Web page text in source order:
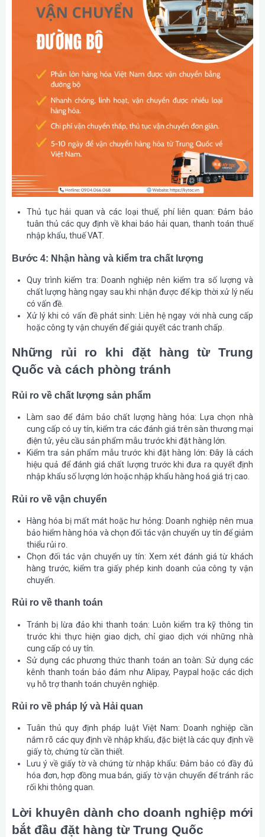
Thủ tục hải quan và các loại thuế, phí liên quan: Đảm bảo
tuân thủ các quy định về khai báo hải quan, thanh toán thuế
nhập khẩu, thuế VAT.
Bước 4: Nhận hàng và kiểm tra chất lượng
Quy trình kiểm tra: Doanh nghiệp nên kiểm tra số lượng và
chất lượng hàng ngay sau khi nhận được để kịp thời xử lý nếu
có vấn đề.
Xử lý khi có vấn đề phát sinh: Liên hệ ngay với nhà cung cấp
hoặc công ty vận chuyển để giải quyết các tranh chấp.
Những rủi ro khi đặt hàng từ Trung
Quốc và cách phòng tránh
Rủi ro về chất lượng sản phẩm
Làm sao để đảm bảo chất lượng hàng hóa: Lựa chọn nhà
cung cấp có uy tín, kiểm tra các đánh giá trên sàn thương mại
điện tử, yêu cầu sản phẩm mẫu trước khi đặt hàng lớn.
Kiểm tra sản phẩm mẫu trước khi đặt hàng lớn: Đây là cách
hiệu quả để đánh giá chất lượng trước khi đưa ra quyết định
nhập khẩu số lượng lớn hoặc nhập khẩu hàng hoá giá trị cao.
Rủi ro về vận chuyển
Hàng hóa bị mất mát hoặc hư hỏng: Doanh nghiệp nên mua
bảo hiểm hàng hóa và chọn đối tác vận chuyển uy tín để giảm
thiểu rủi ro.
Chọn đối tác vận chuyển uy tín: Xem xét đánh giá từ khách
hàng trước, kiểm tra giấy phép kinh doanh của công ty vận
chuyển.
Rủi ro về thanh toán
Tránh bị lừa đảo khi thanh toán: Luôn kiểm tra kỹ thông tin
trước khi thực hiện giao dịch, chỉ giao dịch với những nhà
cung cấp có uy tín.
Sử dụng các phương thức thanh toán an toàn: Sử dụng các
kênh thanh toán bảo đảm như Alipay, Paypal hoặc các dịch
vụ hỗ trợ thanh toán chuyên nghiệp.
Rủi ro về pháp lý và Hải quan
Tuân thủ quy định pháp luật Việt Nam: Doanh nghiệp cần
nắm rõ các quy định về nhập khẩu, đặc biệt là các quy định về
giấy tờ, chứng từ cần thiết.
Lưu ý về giấy tờ và chứng từ nhập khẩu: Đảm bảo có đầy đủ
hóa đơn, hợp đồng mua bán, giấy tờ vận chuyển để tránh rắc
rối khi thông quan.
Lời khuyên dành cho doanh nghiệp mới
bắt đầu đặt hàng từ Trung Quốc